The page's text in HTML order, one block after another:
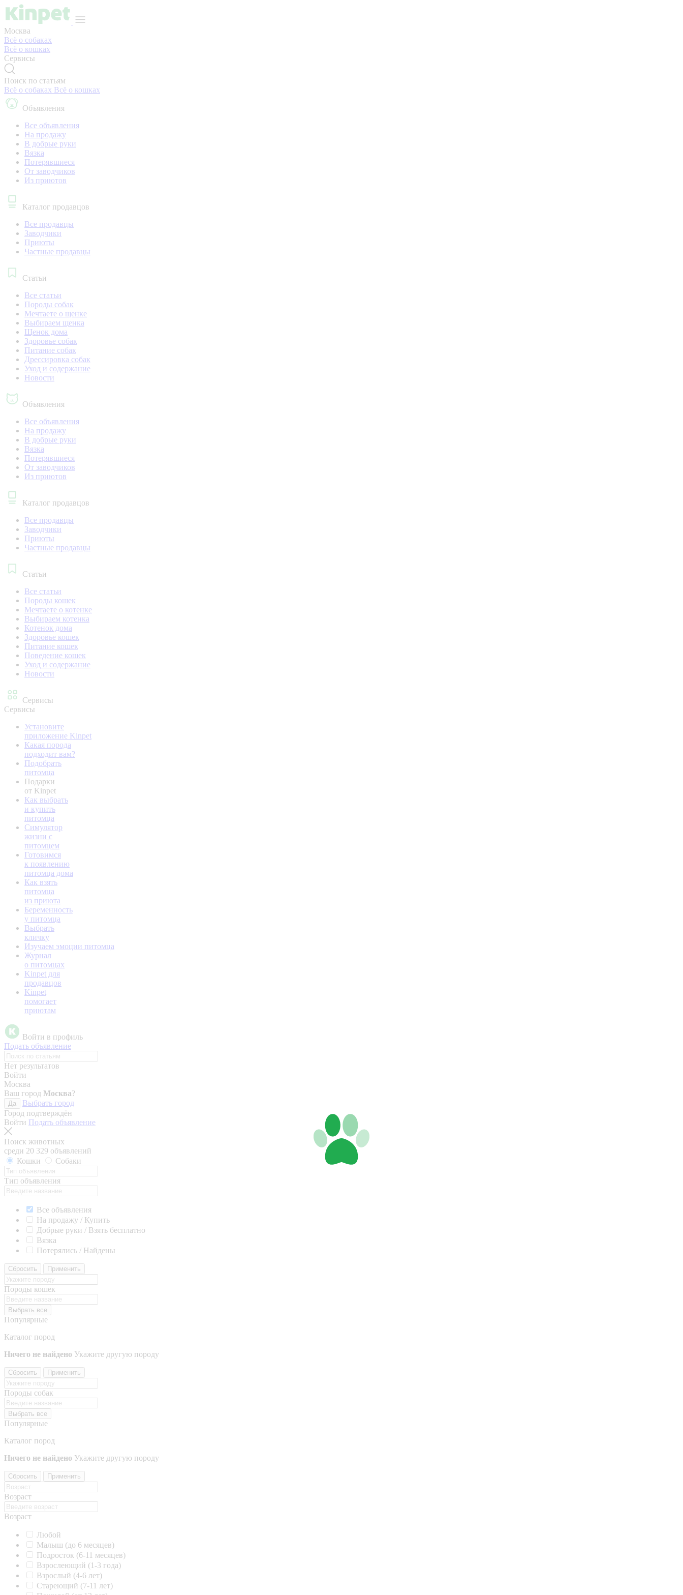
Москва
Всё о собаках
Всё о кошках
Сервисы
Поиск по статьям
Всё о собаках Всё о кошках
Объявления
Все объявления
На продажу
В добрые руки
Вязка
Потерявшиеся
От заводчиков
Из приютов
Каталог продавцов
Все продавцы
Заводчики
Приюты
Частные продавцы
Статьи
Все статьи
Породы собак
Мечтаете о щенке
Выбираем щенка
Щенок дома
Здоровье собак
Питание собак
Дрессировка собак
Уход и содержание
Новости
Объявления
Все объявления
На продажу
В добрые руки
Вязка
Потерявшиеся
От заводчиков
Из приютов
Каталог продавцов
Все продавцы
Заводчики
Приюты
Частные продавцы
Статьи
Все статьи
Породы кошек
Мечтаете о котенке
Выбираем котенка
Котенок дома
Здоровье кошек
Питание кошек
Поведение кошек
Уход и содержание
Новости
Сервисы
Сервисы
Установите
приложение Kinpet
Какая порода
подходит вам?
Подобрать
питомца
Подарки
от Kinpet
Как выбрать
и купить
питомца
Симулятор
жизни с
питомцем
Готовимся
к появлению
питомца дома
Как взять
питомца
из приюта
Беременность
у питомца
Выбрать
кличку
Изучаем эмоции питомца
Журнал
о питомцах
Kinpet для
продавцов
Kinpet
помогает
приютам
Войти в профиль
Подать объявление
Нет результатов
Войти
Москва
Ваш город Москва?
Да
Выбрать город
Город подтверждён
Войти Подать объявление
Поиск животных
среди 20 329 объявлений
Кошки
Собаки
Тип объявления
Все объявления
На продажу / Купить
Добрые руки / Взять бесплатно
Вязка
Потерялись / Найдены
Сбросить Применить
Породы кошек
Выбрать все
Популярные
Каталог пород
Ничего не найдено Укажите другую породу
Сбросить Применить
Породы собак
Выбрать все
Популярные
Каталог пород
Ничего не найдено Укажите другую породу
Сбросить Применить
Возраст
Возраст
Любой
Малыш (до 6 месяцев)
Подросток (6-11 месяцев)
Взрослеющий (1-3 года)
Взрослый (4-6 лет)
Стареющий (7-11 лет)